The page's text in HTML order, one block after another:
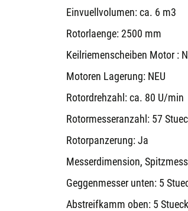
Einvuellvolumen: ca. 6 m3
Rotorlaenge: 2500 mm
Keilriemenscheiben Motor :
Motoren Lagerung: NEU
Rotordrehzahl: ca. 80 U/min
Rotormesseranzahl: 57
Rotorpanzerung: Ja
Messerdimension,
Geggenmesser unten: 5
Abstreifkamm oben: 5 Stueck